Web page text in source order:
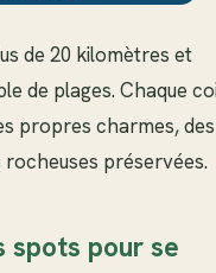
de 20 kilomètres et
de plages. Chaque
propres charmes, des
rocheuses préservées.
spots pour se